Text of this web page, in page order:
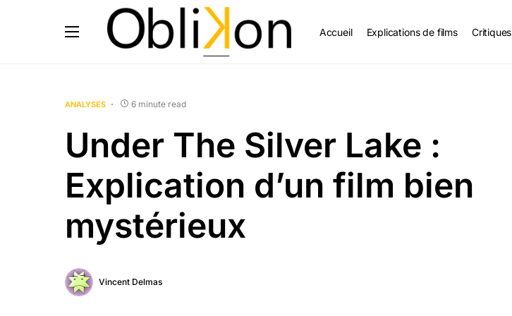
Accueil Explications de films Critiques
ANALYSES 6 minute read
Under The Silver Lake :
Explication d’un film bien
mystérieux
Vincent Delmas